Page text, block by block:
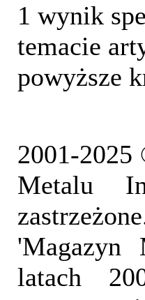
1 wynik
temacie
powyższe
2001-
Metalu
'Magazyn
latach